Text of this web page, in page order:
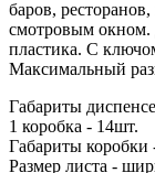
баров,
смотровым окном.
пластика. С
Максимальный
Габариты
1 коробка - 14шт.
Габариты коробки
Размер листа -